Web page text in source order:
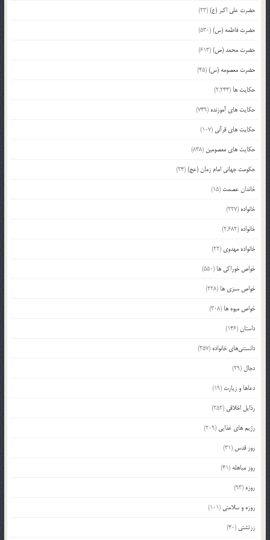
حضرت علی اکبر (ع)(23)
حضرت فاطمه (س)(530)
حضرت محمد (ص)(613)
حضرت معصومه (س)(45)
حکایت ها (2,244)
حکایت های آموزنده (749)
حکایت های قرآنی (107)
حکایت های معصومین (838)
حکومت جهانی امام زمان (عج)(24)
خاندان عصمت (15)
خانواده (227)
خانواده (2,682)
خانواده مهدوی (22)
خواص خوراکی ها (550)
خواص سبزی ها (228)
خواص میوه ها (308)
داستان(146)
دانستنی‌های خانواده (357)
دجال (29)
دعاها و زیارت (19)
رذایل اخلاقی (252)
رژیم های غذایی (209)
روز قدس (31)
روز مباهله (41)
روزه (93)
روزه و سلامتی (101)
زرتشتی (40)